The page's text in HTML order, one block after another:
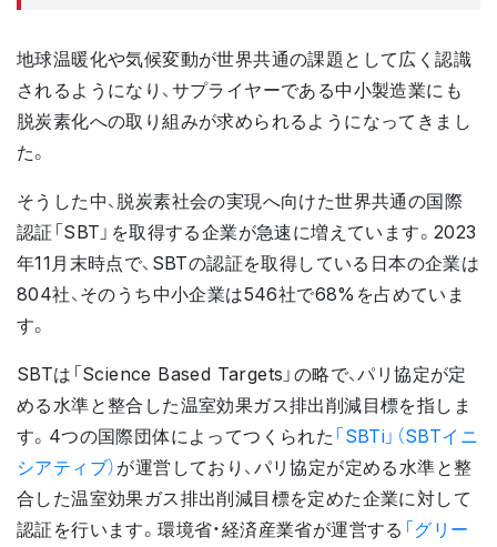
地球温暖化や気候変動が世界共通の課題として広く認識
されるようになり、サプライヤーである中小製造業にも
脱炭素化への取り組みが求められるようになってきまし
た。
そうした中、脱炭素社会の実現へ向けた世界共通の国際
認証「SBT」を取得する企業が急速に増えています。2023
年11月末時点で、SBTの認証を取得している日本の企業は
804社、そのうち中小企業は546社で68%を占めていま
す。
SBTは「Science Based Targets」の略で、パリ協定が定
める水準と整合した温室効果ガス排出削減目標を指しま
す。4つの国際団体によってつくられた 「SBTi」（SBTイニ
シアティブ） が運営しており、パリ協定が定める水準と整
合した温室効果ガス排出削減目標を定めた企業に対して
認証を行います。環境省・経済産業省が運営する 「グリー